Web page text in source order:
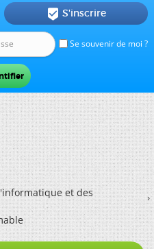
Se souvenir de moi ?
 S'inscrire
et des